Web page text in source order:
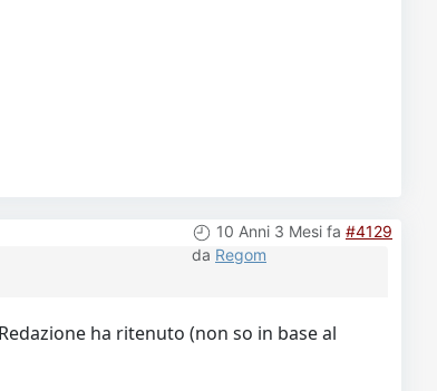
10 Anni 3 Mesi fa #4129
da Regom
ha ritenuto (non so in base al